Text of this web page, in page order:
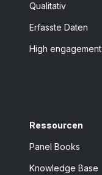
Qualitativ
Erfasste Daten
High engagement
Ressourcen
Panel Books
Knowledge Base